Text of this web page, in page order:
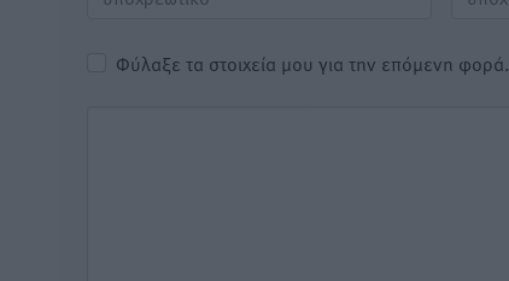
Φύλαξε τα στοιχεία μου για την επόμενη φορά.